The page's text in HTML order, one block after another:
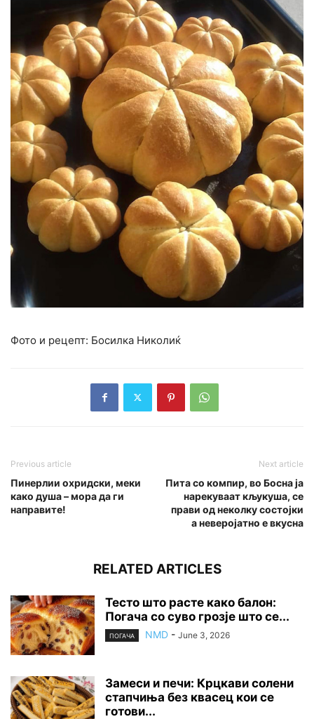
Фото и рецепт: Босилка Николиќ
Previous article
Пинерлии охридски, меки
како душа – мора да ги
направите!
Next article
Пита со компир, во Босна ја
нарекуваат кљукуша, се
прави од неколку состојки
а неверојатно е вкусна
RELATED ARTICLES
Тесто што расте како балон:
Погача со суво грозје што се...
ПОГАЧА NMD - June 3, 2026
Замеси и печи: Крцкави солени
стапчиња без квасец кои се
готови...